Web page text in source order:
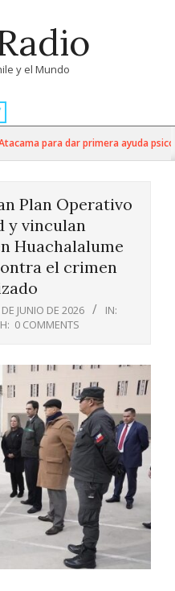
y el Mundo
para dar primera ayuda
Plan Operativo
y vinculan
Huachalalume
el crimen
JUNIO DE 2026
IN:
0 COMMENTS